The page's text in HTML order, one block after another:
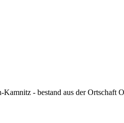
- bestand aus der